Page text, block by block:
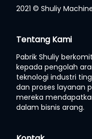
2021 © Shuliy
Tentang Kami
Pabrik Shuliy
kepada pengolah
teknologi industri
dan proses layanan
mereka
dalam bisnis arang.